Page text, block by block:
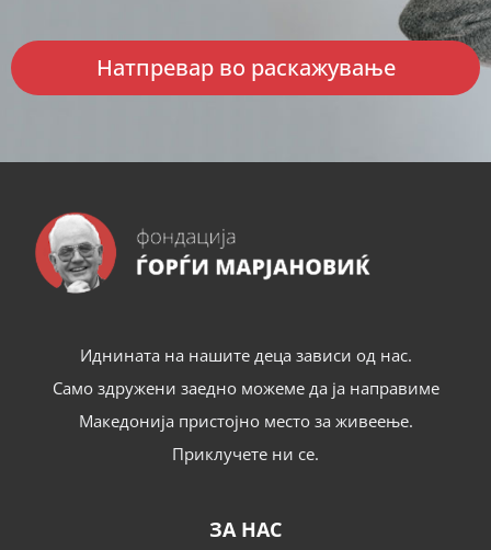
Натпревар во раскажување
Иднината на нашите деца зависи од нас.
Само здружени заедно можеме да ја направиме
Македонија пристојно место за живеење.
Приклучете ни се.
ЗА НАС